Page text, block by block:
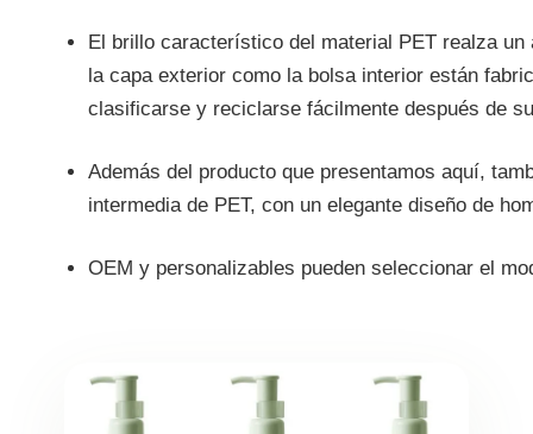
El brillo característico del material PET realza
la capa exterior como la bolsa interior están
clasificarse y reciclarse fácilmente después de
Además del producto que presentamos aquí,
intermedia de PET, con un elegante diseño de
OEM y personalizables pueden seleccionar el